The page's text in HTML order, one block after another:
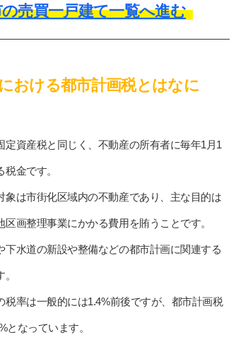
売買一戸建て一覧へ進む
おける都市計画税とはなに
定資産税と同じく、不動産の所有者に毎年1月1
金です。
象は市街化区域内の不動産であり、主な目的は
画整理事業にかかる費用を賄うことです。
下水道の新設や整備などの都市計画に関連する
税率は一般的には1.4%前後ですが、都市計画税
となっています。